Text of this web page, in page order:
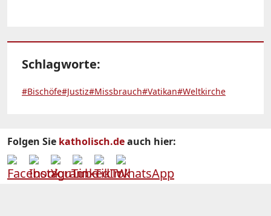
Schlagworte:
#Bischöfe#Justiz#Missbrauch#Vatikan#Weltkirche
Folgen Sie katholisch.deauch hier: